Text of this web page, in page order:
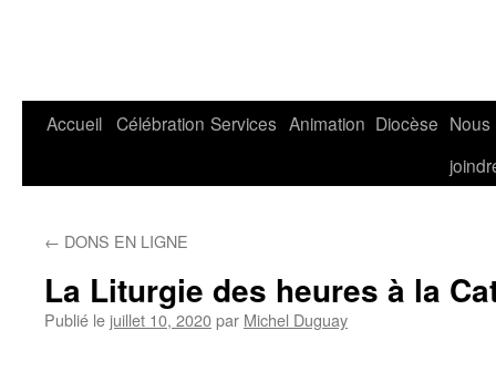
Accueil Célébration Services Animation Diocèse Nous
← DONS EN LIGNE
La Liturgie des heures à la
Publié le juillet 10, 2020par Michel Duguay